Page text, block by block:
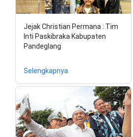
Jejak Christian Permana : Tim
Inti Paskibraka Kabupaten
Pandeglang
Selengkapnya